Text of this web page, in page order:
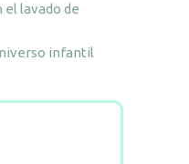
el lavado de
infantil